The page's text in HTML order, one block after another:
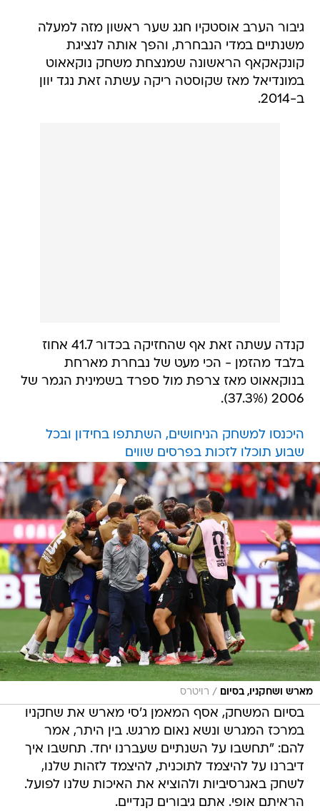
גיבור הערב אוסטקיו חגג שער ראשון מזה למעלה
משנתיים במדי הנבחרת, והפך אותה לנציגת
קונקאקאף הראשונה שמנצחת משחק נוקאאוט
במונדיאל מאז שקוסטה ריקה עשתה זאת נגד יוון
ב-2014.
קנדה עשתה זאת אף שהחזיקה בכדור 41.7 אחוז
בלבד מהזמן - הכי מעט של נבחרת מארחת
בנוקאאוט מאז צרפת מול ספרד בשמינית הגמר של
2006 (37.3%).
היכנסו למשחק הניחושים, השתתפו בחידון ובכל
שבוע תוכלו לזכות בפרסים שווים
מארש ושחקניו, בסיום / רויטרס
בסיום המשחק, אסף המאמן ג'סי מארש את שחקניו
במרכז המגרש ונשא נאום מרגש. בין היתר, אמר
להם: "תחשבו על השנתיים שעברנו יחד. תחשבו איך
דיברנו על להיצמד לתוכנית, להיצמד לזהות שלנו,
לשחק באגרסיביות ולהוציא את האיכות שלנו לפועל.
הראיתם אופי. אתם גיבורים קנדיים.